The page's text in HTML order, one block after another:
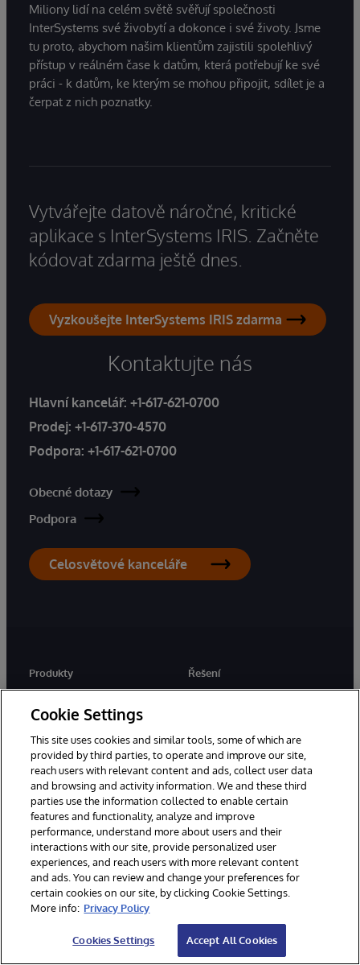
Miliony lidí na celém světě svěřují společnosti
InterSystems své živobytí a dokonce i své životy. Jsme
tu proto, abychom našim klientům zajistili spolehlivý
přístup v reálném čase k datům, která potřebují ke své
práci - k datům, ke kterým se mohou připojit, sdílet je a
čerpat z nich poznatky.
Vytvářejte datově náročné, kritické
aplikace s InterSystems IRIS. Začněte
kódovat zdarma ještě dnes.
Vyzkoušejte InterSystems IRIS zdarma
Kontaktujte nás
Hlavní kancelář: +1-617-621-0700
Prodej: +1-617-370-4570
Podpora: +1-617-621-0700
Obecné dotazy
Podpora
Celosvětové kanceláře
Produkty
InterSystems IRIS for Health
HealthShare
TrakCare
Řešení
Úspěch zákazníků
Znalostní centrum
Vývojáři
Vzdělávání
Certifikace
Blogy
Knihovna zdrojů
Partneři
Partnerský program
systémové integrace
Partneři pro implementaci
Partneři řešení
Partneři technologické
aliance
Cookie Settings
This site uses cookies and similar tools, some of which are
provided by third parties, to operate and improve our site,
reach users with relevant content and ads, collect user data
and browsing and activity information. We and these third
parties use the information collected to enable certain
features and functionality, analyze and improve
performance, understand more about users and their
interactions with our site, provide personalized user
experiences, and reach users with more relevant content
and ads. You can review and change your preferences for
certain cookies on our site, by clicking Cookie Settings.
More info: Privacy Policy
Cookies Settings Accept All Cookies